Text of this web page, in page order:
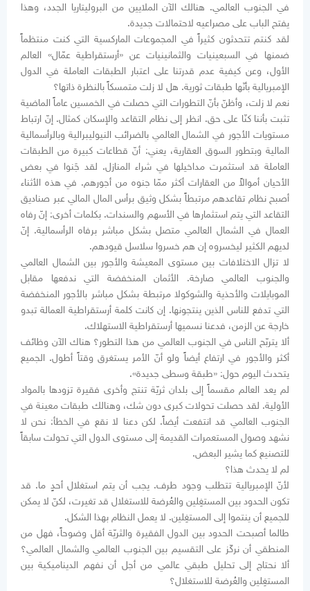
في الجنوب العالمي. هنالك الآن الملايين من البروليتاريا الجدد، وهذا
يفتح الباب على مصراعيه لاحتمالات جديدة.
لقد كنتم تتحدثون كثيراً في المجموعات الماركسية التي كنت منتظماً
ضمنها في السبعينيات والثمانينيات عن «أرستقراطية عمّال» العالم
الأول، وعن كيفية عدم قدرتنا على اعتبار الطبقات العاملة في الدول
الإمبريالية بأنّها طبقات ثورية. هل لا زلت متمسكاً بالنظرة ذاتها؟
نعم لا زلت، وأظنّ بأنّ التطورات التي حصلت في الخمسين عاماً الماضية
تثبت بأننا كنّا على حق. انظر إلى نظام التقاعد والإسكان كمثال. إنّ ارتباط
مستويات الأجور في الشمال العالمي بالضرائب النيوليبرالية وبالرأسمالية
المالية وبتطور السوق العقارية، يعني: أنّ قطاعات كبيرة من الطبقات
العاملة قد استثمرت مداخيلها في شراء المنازل. لقد جَنوا في بعض
الأحيان أموالاً من العقارات أكثر ممّا جنوه من أجورهم. في هذه الأثناء
أصبح نظام تقاعدهم مرتبطاً بشكل وثيق برأس المال المالي عبر صناديق
التقاعد التي يتم استثمارها في الأسهم والسندات. بكلمات أخرى: إنّ رفاه
العمال في الشمال العالمي متصل بشكل مباشر برفاه الرأسمالية. إنّ
لديهم الكثير ليخسروه إن هم خسروا سلاسل قيودهم.
لا تزال الاختلافات بين مستوى المعيشة والأجور بين الشمال العالمي
والجنوب العالمي صارخة. الأثمان المنخفضة التي ندفعها مقابل
الموبايلات والأحذية والشوكولا مرتبطة بشكل مباشر بالأجور المنخفضة
التي تدفع للناس الذين ينتجونها. إن كانت كلمة أرستقراطية العمالة تبدو
خارجة عن الزمن، فدعنا نسميها أرستقراطية الاستهلاك.
ألا يتربّح الناس في الجنوب العالمي من هذا التطور؟ هناك الآن وظائف
أكثر والأجور في ارتفاع أيضاً ولو أنّ الأمر يستغرق وقتاً أطول. الجميع
يتحدث اليوم حول: «طبقة وسطى جديدة».
لم يعد العالم مقسماً إلى بلدان ثريّة تنتج وأخرى فقيرة تزودها بالمواد
الأولية. لقد حصلت تحولات كبرى دون شك، وهنالك طبقات معينة في
الجنوب العالمي قد انتفعت أيضاً. لكن دعنا لا نقع في الخطأ: نحن لا
نشهد وصول المستعمرات القديمة إلى مستوى الدول التي تحولت سابقاً
للتصنيع كما يشير البعض.
لم لا يحدث هذا؟
لأنّ الإمبريالية تتطلب وجود طرف. يجب أن يتم استغلال أحدٍ ما. قد
تكون الحدود بين المستغِلين والعُرضة للاستغلال قد تغيرت، لكنّ لا يمكن
للجميع أن ينتموا إلى المستغِلين. لا يعمل النظام بهذا الشكل.
طالما أصبحت الحدود بين الدول الفقيرة والثريّة أقل وضوحاً، فهل من
المنطقي أن نركّز على التقسيم بين الجنوب العالمي والشمال العالمي؟
ألا نحتاج إلى تحليل طبقي عالمي من أجل أن نفهم الديناميكية بين
المستغِلين والعُرضة للاستغلال؟